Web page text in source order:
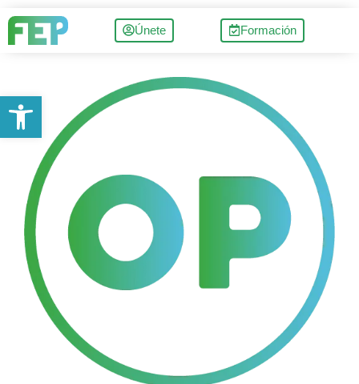
Únete Formación
Abrir barra de herramientas